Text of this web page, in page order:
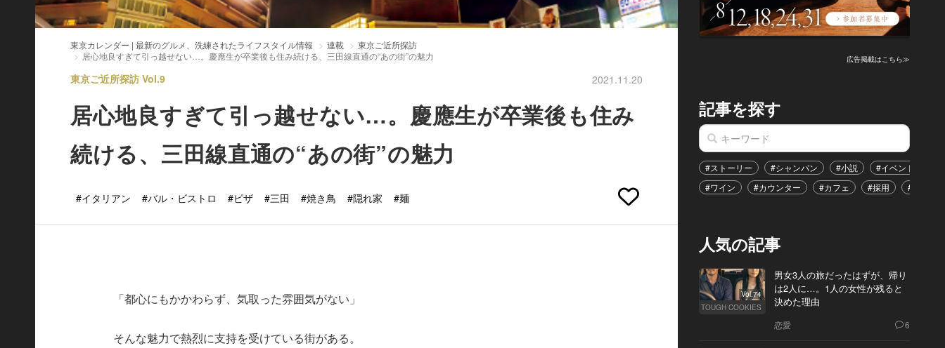
東京カレンダー | 最新のグルメ、洗練されたライフスタイル情報 連載
東京ご近所探訪
居心地良すぎて引っ越せない…。慶應生が卒業後も住み続ける、三田線直通の“あの街”の魅力
東京ご近所探訪 Vol.9 2021.11.20
居心地良すぎて引っ越せない…。慶應生が卒業後も住み
続ける、三田線直通の“あの街”の魅力
#イタリアン #バル・ビストロ #ピザ #三田 #焼き鳥 #隠れ家 #麺
「都心にもかかわらず、気取った雰囲気がない」
そんな魅力で熱烈に支持を受けている街がある。
広告掲載はこちら≫
記事を探す
#ストーリー #シャンパン #小説 #イベント
#ワイン
#カウンター #カフェ #採用 #恋愛
人気の記事
Vol.74
TOUGH COOKIES
男女3人の旅だったはずが、帰り
は2人に…。1人の女性が残ると
決めた理由
恋愛 6